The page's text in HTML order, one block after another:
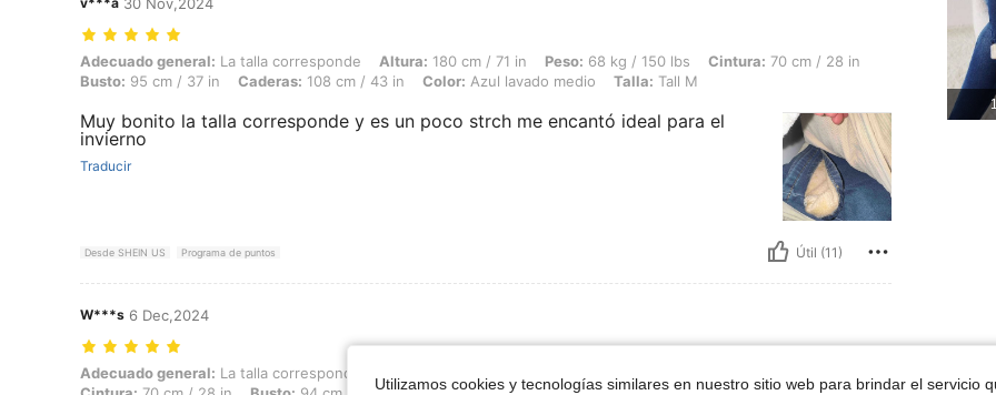
Adecuado general: La talla corresponde, Altura: 180 cm / 71 in, Peso: 68 kg / 150 lbs, Cintura: 70 cm / 28 in, Busto: 95 cm / 37 in, Caderas: 108 cm /
Adecuado general: La talla corresponde Altura: 180 cm / 71 in Peso: 68 kg / 150 lbs Cintura: 70 cm / 28 in
Busto: 95 cm / 37 in Caderas: 108 cm / 43 in Color: Azul lavado medio Talla: Tall M
Muy bonito la talla corresponde y es un poco strch me encantó ideal para el
invierno
Traducir
Desde SHEIN US Programa de puntos Útil (11)
W***s 6 Dec,2024
Adecuado general: La talla corresponde, Altura: 160 cm / 63 in, Peso: 55 kg / 121 lbs, Caderas: 83 cm / 33 in, Cintura: 70 cm / 28 in, Busto: 94 cm /
Adecuado general: La talla corresponde
Utilizamos cookies y tecnologías similares en nuestro sitio web para brindar el servicio